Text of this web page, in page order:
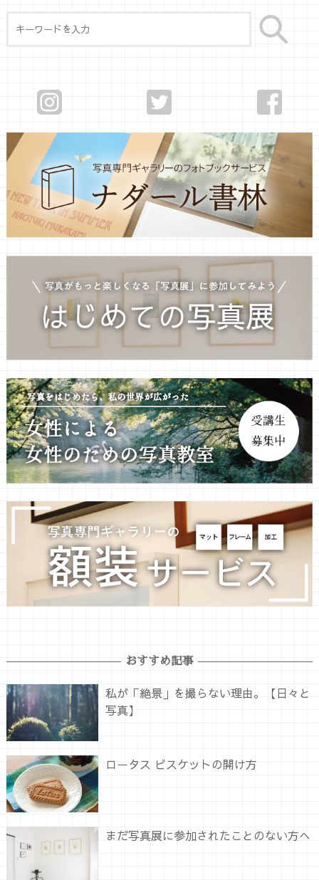
おすすめ記事
私が「絶景」を撮らない理由。【日々と
写真】
ロータス ビスケットの開け方
まだ写真展に参加されたことのない方へ